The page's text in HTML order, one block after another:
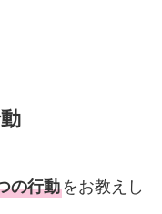
の行動をお教えし